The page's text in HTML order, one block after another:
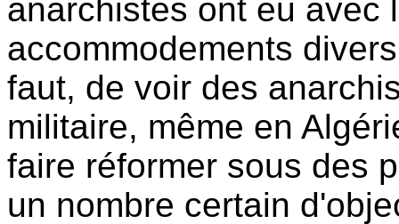
anarchistes ont eu avec
accommodements
faut, de voir des
militaire, même en
faire réformer sous des
un nombre certain